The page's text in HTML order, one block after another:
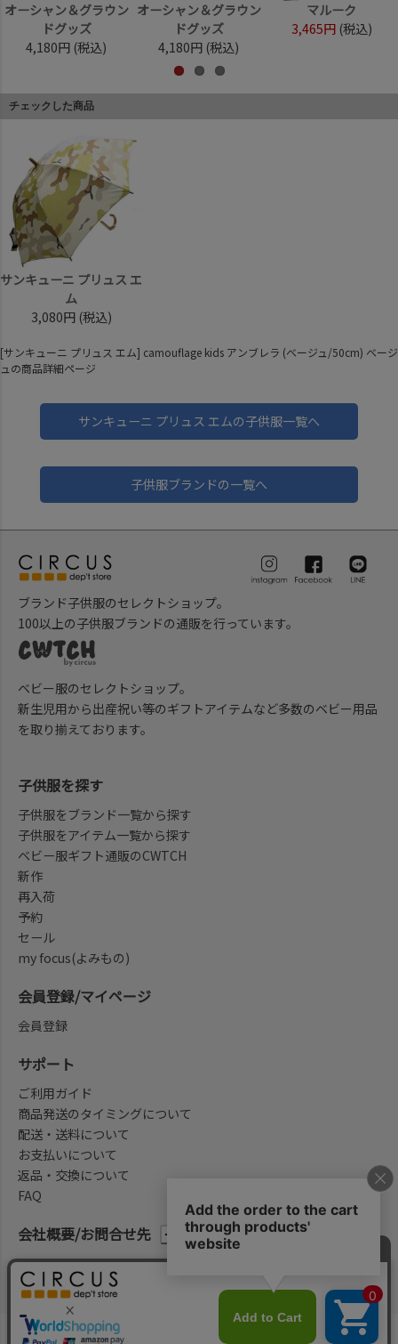
オーシャン＆グラウン
ドグッズ
4,180円 (税込)
オーシャン＆グラウン
ドグッズ
4,180円 (税込)
マルーク
3,465円 (税込)
チェックした商品
サンキューニ プリュス エ
ム
3,080円 (税込)
[サンキューニ プリュス エム] camouflage kids アンブレラ (ベージュ/50cm) ベージ
ュの商品詳細ページ
サンキューニ プリュス エムの子供服一覧へ
子供服ブランドの一覧へ
ブランド子供服のセレクトショップ。
100以上の子供服ブランドの通販を行っています。
ベビー服のセレクトショップ。
新生児用から出産祝い等のギフトアイテムなど多数のベビー用品
を取り揃えております。
会社概要/お問合せ先
子供服を探す
子供服をブランド一覧から探す
子供服をアイテム一覧から探す
ベビー服ギフト通販のCWTCH
新作
再入荷
予約
セール
my focus(よみもの)
会員登録/マイページ
会員登録
サポート
ご利用ガイド
商品発送のタイミングについて
配送・送料について
お支払いについて
返品・交換について
FAQ
法律に基づく表示 プライバシーポリシー
©2004-2026 子供服・キッズ服の通販Circus All Rights reserved.